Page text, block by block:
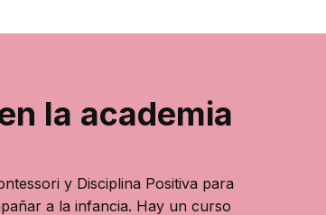
la academia
y Disciplina Positiva para
a la infancia. Hay un curso